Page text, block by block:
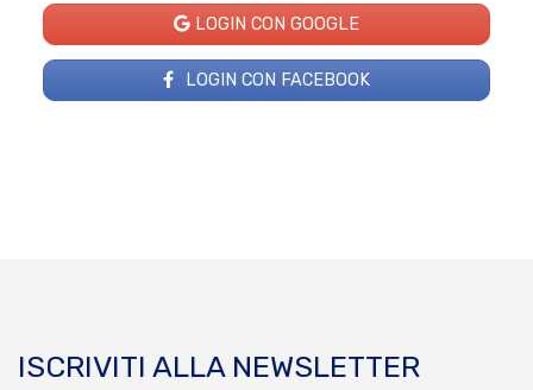
LOGIN CON GOOGLE
LOGIN CON FACEBOOK
ISCRIVITI ALLA NEWSLETTER